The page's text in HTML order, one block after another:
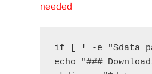
needed
if [ ! -e
echo "###